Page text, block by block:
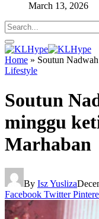
March 13, 2026
Home » Soutun
Lifestyle
Soutun
minggu
Marhaban
By Isz Yusliza
Facebook Twitter